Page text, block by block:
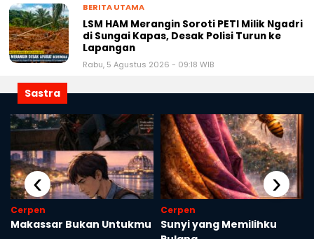
BERITA UTAMA
LSM HAM Merangin Soroti PETI Milik Ngadri
di Sungai Kapas, Desak Polisi Turun ke
Lapangan
Rabu, 5 Agustus 2026 - 09:18 WIB
Sastra
Cerpen
Makassar Bukan Untukmu
Cerpen
Sunyi yang Memilihku
‹ ›